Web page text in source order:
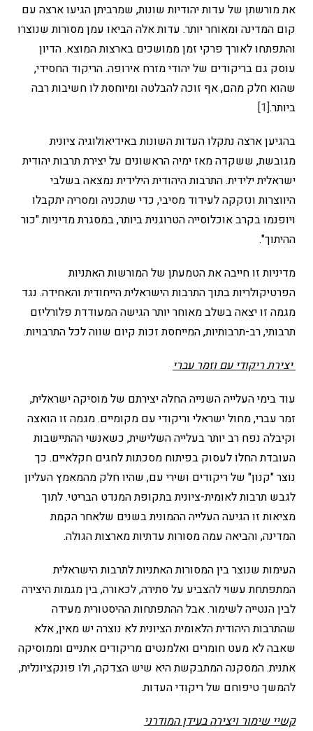
את מורשתן של עדות יהודיות שונות, שמרביתן הגיעו ארצה עם
קום המדינה ומאוחר יותר. עדות אלה הביאו עמן מסורות שנוצרו
והתפתחו לאורך פרקי זמן ממושכים בארצות המוצא. הדיון
עוסק גם בריקודים של יהודי מזרח אירופה. הריקוד החסידי,
שהוא חלק מהם, אף זוכה להבלטה ומיוחסת לו חשיבות רבה
ביותר.[1]
בהגיען ארצה נתקלו העדות השונות באידיאולוגיה ציונית
מגובשת, ששקדה מאז ימיה הראשונים על יצירת תרבות יהודית
ישראלית ילידית. התרבות היהודית הילידית נמצאה בשלבי
היווצרות ונזקקה לעידוד מסיבי, כדי שתכניה ומסריה יתקבלו
ויופנמו בקרב אוכלוסייה הטרוגנית ביותר, במסגרת מדיניות "כור
ההיתוך".
מדיניות זו חייבה את הטמעתן של המורשות האתניות
הפרטיקולריות בתוך התרבות הישראלית הייחודית והאחידה. נגד
מגמה זו יצאה בשלב מאוחר יותר הגישה המעודדת פלורליזם
תרבותי, רב-תרבותיות, המייחסת זכות קיום שווה לכל התרבויות.
יצירת ריקודי עם וזמר עברי
עוד בימי העלייה השנייה החלה יצירתם של מוסיקה ישראלית,
זמר עברי, מחול ישראלי וריקודי עם מקומיים. מגמה זו הואצה
וקיבלה נפח רב יותר בעלייה השלישית, כשאנשי ההתיישבות
העובדת החלו לעסוק בפיתוח מסכתות לחגים חקלאיים. כך
נוצר "קנון" של ריקודים ושירי עם, שהיו חלק מהמאמץ העליון
לגבש תרבות לאומית-ציונית בתקופת המנדט הבריטי. לתוך
מציאות זו הגיעה העלייה ההמונית בשנים שלאחר הקמת
המדינה, והביאה עמה מסורות עדתיות מארצות הגולה.
העימות שנוצר בין המסורות האתניות לתרבות הישראלית
המתפתחת עשוי להצביע על סתירה, לכאורה, בין מגמות היצירה
לבין הנטייה לשימור. אבל ההתפתחות ההיסטורית מעידה
שהתרבות היהודית הלאומית הציונית לא נוצרה יש מאין, אלא
שאבה לא מעט חומרים ואלמנטים מריקודים אתניים וממוסיקה
אתנית. המסקנה המתבקשת היא שיש הצדקה, ולו פונקציונלית,
להמשך טיפוחם של ריקודי העדות.
קשיי שימור ויצירה בעידן המודרני